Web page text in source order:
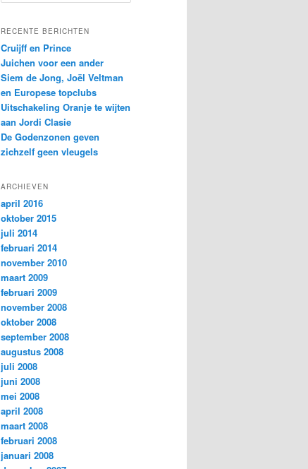
k
n
RECENTE BERICHTEN
Cruijff en Prince
Juichen voor een ander
Siem de Jong, Joël Veltman
en Europese topclubs
Uitschakeling Oranje te wijten
aan Jordi Clasie
De Godenzonen geven
zichzelf geen vleugels
ARCHIEVEN
april 2016
oktober 2015
juli 2014
februari 2014
november 2010
maart 2009
februari 2009
november 2008
oktober 2008
september 2008
augustus 2008
juli 2008
juni 2008
mei 2008
april 2008
maart 2008
februari 2008
januari 2008